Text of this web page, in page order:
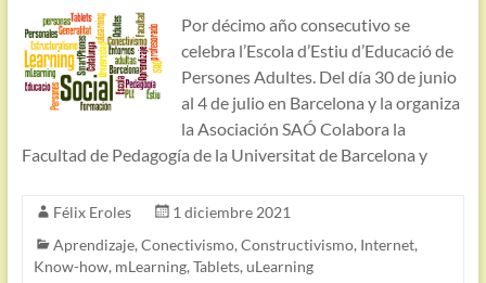
Por décimo año consecutivo se
celebra l’Escola d’Estiu d’Educació de
Persones Adultes. Del día 30 de junio
al 4 de julio en Barcelona y la organiza
la Asociación SAÓ Colabora la
Facultad de Pedagogía de la Universitat de Barcelona y
Félix Eroles
1 diciembre 2021
Aprendizaje, Conectivismo, Constructivismo, Internet,
Know-how, mLearning, Tablets, uLearning